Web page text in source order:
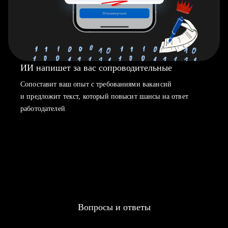
ИИ напишет за вас сопроводительные
Сопоставит ваш опыт с требованиями вакансий
и предложит текст, который повысит шансы на ответ
работодателей
Вопросы и ответы